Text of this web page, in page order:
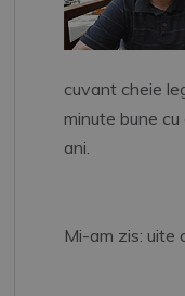
cuvant cheie
minute bune
ani.
Mi-am zis: uite